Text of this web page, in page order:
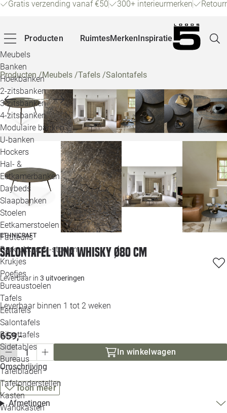
Gratis verzending vanaf €50 300+ interieurmerken
Producten
Meubels
Banken
Hoekbanken
2-zitsbanken
3-zitsbanken
4-zitsbanken
Modulaire banken
U-banken
Hockers
Hal- &
Eetkamerbanken
Daybeds
Slaapbanken
Stoelen
Eetkamerstoelen
Fauteuils
Barkrukken & -stoelen
Krukjes
Poefjes
Bureaustoelen
Tafels
Eettafels
Salontafels
Bijzettafels
Sidetables
Bureaus
Tafelbladen
Tafelonderstellen
Kasten
Wandkasten
RuimtesMerkenInspiratie
Producten/Meubels /Tafels /Salontafels
ETHNICRAFT
Salontafel Luna whisky Ø80 cm
Leverbaar in 3 uitvoeringen
Leverbaar binnen 1 tot 2 weken
659,-
In winkelwagen
Omschrijving
Toon meer
Afmetingen